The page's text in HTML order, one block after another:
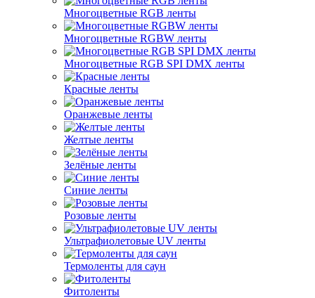
Многоцветные RGB ленты
Многоцветные RGBW ленты
Многоцветные RGB SPI DMX ленты
Красные ленты
Оранжевые ленты
Желтые ленты
Зелёные ленты
Синие ленты
Розовые ленты
Ультрафиолетовые UV ленты
Термоленты для саун
Фитоленты